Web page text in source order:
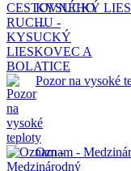
KYSUCKÝ
...
Pozor na vysoké
Oznam -